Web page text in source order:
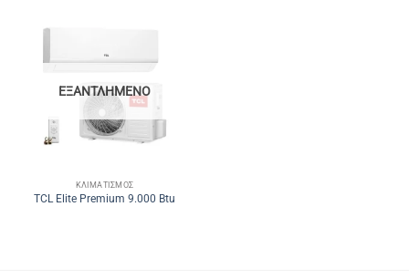
ΕΞΑΝΤΛΗΜΈΝΟ
ΚΛΙΜΑΤΙΣΜΌΣ
TCL Elite Premium 9.000 Btu